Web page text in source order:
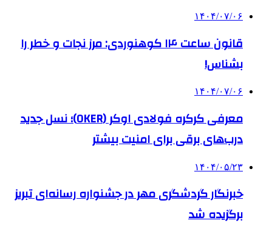
۱۴۰۴/۰۷/۰۶
قانون ساعت ۱۴ کوهنوردی: مرز نجات و خطر را
بشناس!
۱۴۰۴/۰۷/۰۶
معرفی کرکره فولادی اوکر (OKER)؛ نسل جدید
درب‌های برقی برای امنیت بیشتر
۱۴۰۴/۰۵/۲۳
خبرنگار گردشگری مهر در جشنواره رسانه‌ای تبریز
برگزیده شد